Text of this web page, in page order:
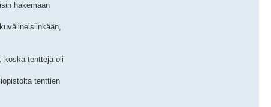
hakemaan
koska tenttejä oli
tenttien